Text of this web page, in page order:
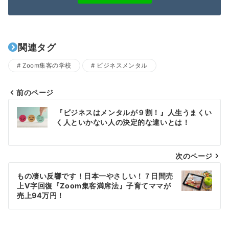
関連タグ
Zoom集客の学校 ビジネスメンタル
投
稿
ビ
ゲ
ー
シ
前のページ
『ビジネスはメンタルが９割！』人生うまくい
く人といかない人の決定的な違いとは！
次のページ
もの凄い反響です！日本一やさしい！７日間売
上V字回復『Zoom集客満席法』子育てママが
売上94万円！